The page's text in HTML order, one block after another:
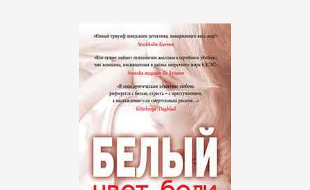
Корпоративная
культура